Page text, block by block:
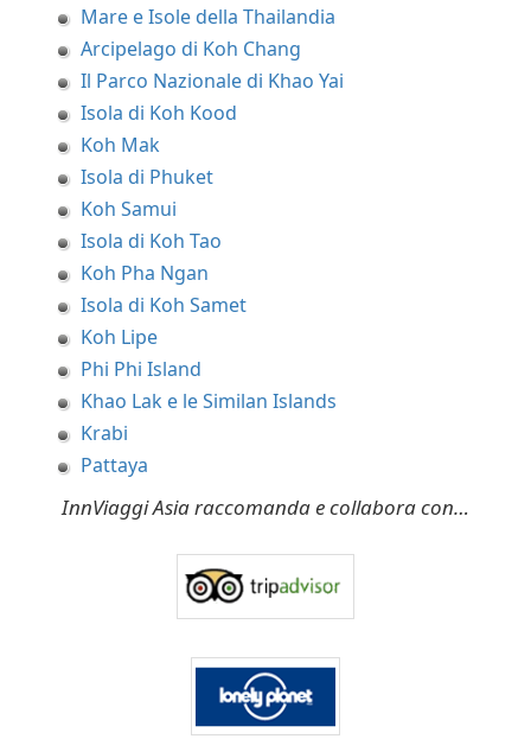
Mare e Isole della Thailandia
Arcipelago di Koh Chang
Il Parco Nazionale di Khao Yai
Isola di Koh Kood
Koh Mak
Isola di Phuket
Koh Samui
Isola di Koh Tao
Koh Pha Ngan
Isola di Koh Samet
Koh Lipe
Phi Phi Island
Khao Lak e le Similan Islands
Krabi
Pattaya
InnViaggi Asia raccomanda e collabora con…